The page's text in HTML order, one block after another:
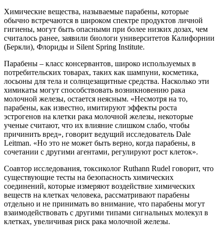
Химические вещества, называемые парабены, которые
обычно встречаются в широком спектре продуктов личной
гигиены, могут быть опасными при более низких дозах, чем
считалось ранее, заявили биологи университетов Калифорнии
(Беркли), Флориды и Silent Spring Institute.
Парабены – класс консервантов, широко используемых в
потребительских товарах, таких как шампуни, косметика,
лосьоны для тела и солнцезащитные средства. Насколько эти
химикаты могут способствовать возникновению рака
молочной железы, остается неясным. «Несмотря на то,
парабены, как известно, имитируют эффекты роста
эстрогенов на клетки рака молочной железы, некоторые
ученые считают, что их влияние слишком слабо, чтобы
причинить вред», говорит ведущий исследователь Dale
Leitman. «Но это не может быть верно, когда парабены, в
сочетании с другими агентами, регулируют рост клеток».
Соавтор исследования, токсиколог Ruthann Rudel говорит, что
существующие тесты на безопасность химических
соединений, которые измеряют воздействие химических
веществ на клетках человека, рассматривают парабены
отдельно и не принимать во внимание, что парабены могут
взаимодействовать с другими типами сигнальных молекул в
клетках, увеличивая риск рака молочной железы.